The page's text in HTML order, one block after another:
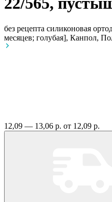
без рецепта силиконовая
месяцев; голубая], Канпол,
12,09 — 13,06 р. от 12,09 р.